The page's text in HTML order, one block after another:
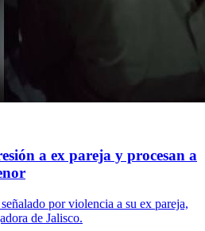
a ex pareja y procesan a
por violencia a su ex pareja,
de Jalisco.